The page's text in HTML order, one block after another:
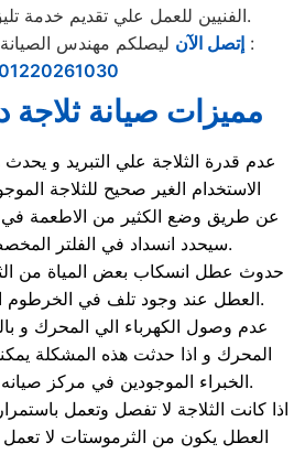
الفنيين للعمل علي تقديم خدمة تليق بعملائنا بالنوبارية.
إتصل الآن ليصلكم مهندس الصيانة على الأرقام التالية :
مميزات صيانة ثلاجة
عدم قدرة الثلاجة علي التبريد و يحدث
الاستخدام الغير صحيح للثلاجة
عن طريق وضع الكثير من الاطعمة في
سيحدد انسداد في الفلتر المخصص للتهوية.
حدوث عطل انسكاب بعض المياة من
العطل عند وجود تلف في الخرطوم الخاص بالثلاجة.
عدم وصول الكهرباء الي المحرك و
المحرك و اذا حدثت هذه المشكلة
الخبراء الموجودين في مركز صيانه دايو النوبارية.
اذا كانت الثلاجة لا تفصل وتعمل
العطل يكون من الثرموستات لا تعمل